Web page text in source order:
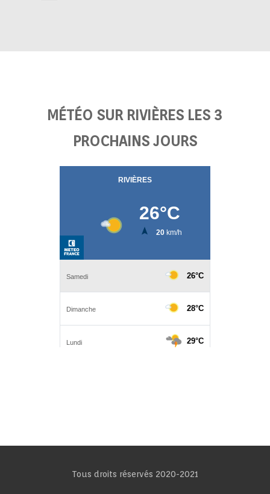
MÉTÉO SUR RIVIÈRES LES 3
PROCHAINS JOURS
Tous droits réservés 2020-2021